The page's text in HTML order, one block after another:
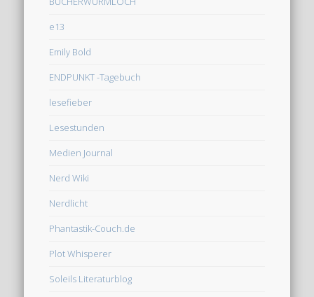
e13
Emily Bold
ENDPUNKT -Tagebuch
lesefieber
Lesestunden
Medien Journal
Nerd Wiki
Nerdlicht
Phantastik-Couch.de
Plot Whisperer
Soleils Literaturblog